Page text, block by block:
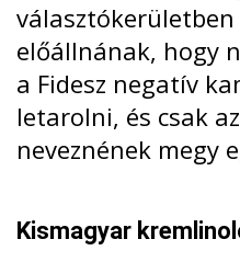
előállnának, hogy
a Fidesz negatív
letarolni, és csak
neveznének megy
Kismagyar